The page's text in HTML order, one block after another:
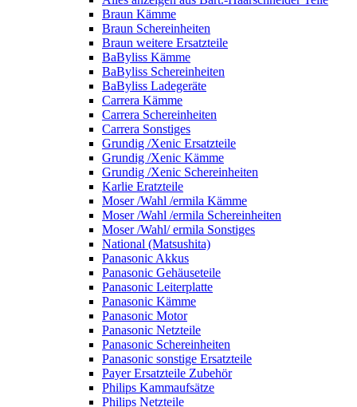
Braun Kämme
Braun Schereinheiten
Braun weitere Ersatzteile
BaByliss Kämme
BaByliss Schereinheiten
BaByliss Ladegeräte
Carrera Kämme
Carrera Schereinheiten
Carrera Sonstiges
Grundig /Xenic Ersatzteile
Grundig /Xenic Kämme
Grundig /Xenic Schereinheiten
Karlie Eratzteile
Moser /Wahl /ermila Kämme
Moser /Wahl /ermila Schereinheiten
Moser /Wahl/ ermila Sonstiges
National (Matsushita)
Panasonic Akkus
Panasonic Gehäuseteile
Panasonic Leiterplatte
Panasonic Kämme
Panasonic Motor
Panasonic Netzteile
Panasonic Schereinheiten
Panasonic sonstige Ersatzteile
Payer Ersatzteile Zubehör
Philips Kammaufsätze
Philips Netzteile